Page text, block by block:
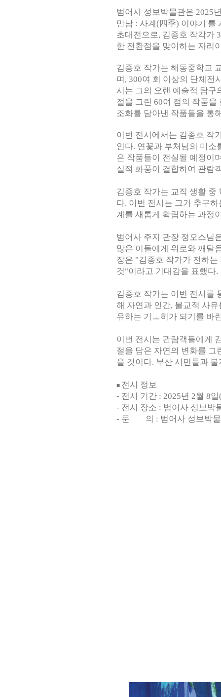
범어사 성보박물관은 2025
만남 : 사계(四季) 이야기'를
초대전으로, 김종호 작각가
한 전환점을 맞이하는 자리
김종호 작가는 해동중학교
며, 300여 회 이상의 단체전
시는 그의 오랜 예술적 탐
절을 그린 60여 점의 작품
조화를 담아낸 작품들을 통
이번 전시에서는 김종호 작
인다. 연꽃과 부처님의 미
은 작품들이 전실될 예정이
실적 화풍이 결합하여 관람
김종호 작가는 교직 생활
다. 이번 전시는 그가 추구
계를 새롭게 확립하는 과정
범어사 주지 관장 정오스님
많은 이들에게 위로와 깨달
장은 "김종호 작가가 전하
것"이라고 기대감을 표했다.
김종호 작가는 이번 전시를
해 자연과 인간, 불교적 사
유하는 기ㅗ히가 되기를 바
이번 전시는 관람객들에게
절을 담은 자연의 변화를 그
을 것이다. 부산 시민들과
■ 전시 정보
- 전시 기간 : 2025년 2월 8
- 전시 장소 : 범어사 성보박
- 문 의 : 범어사 성보박